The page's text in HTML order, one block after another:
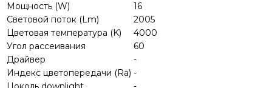
Мощность (W)
16
Световой поток (Lm)
2005
Цветовая температура (K)
4000
Угол рассеивания
60
Драйвер
-
Индекс цветопередачи (Ra) -